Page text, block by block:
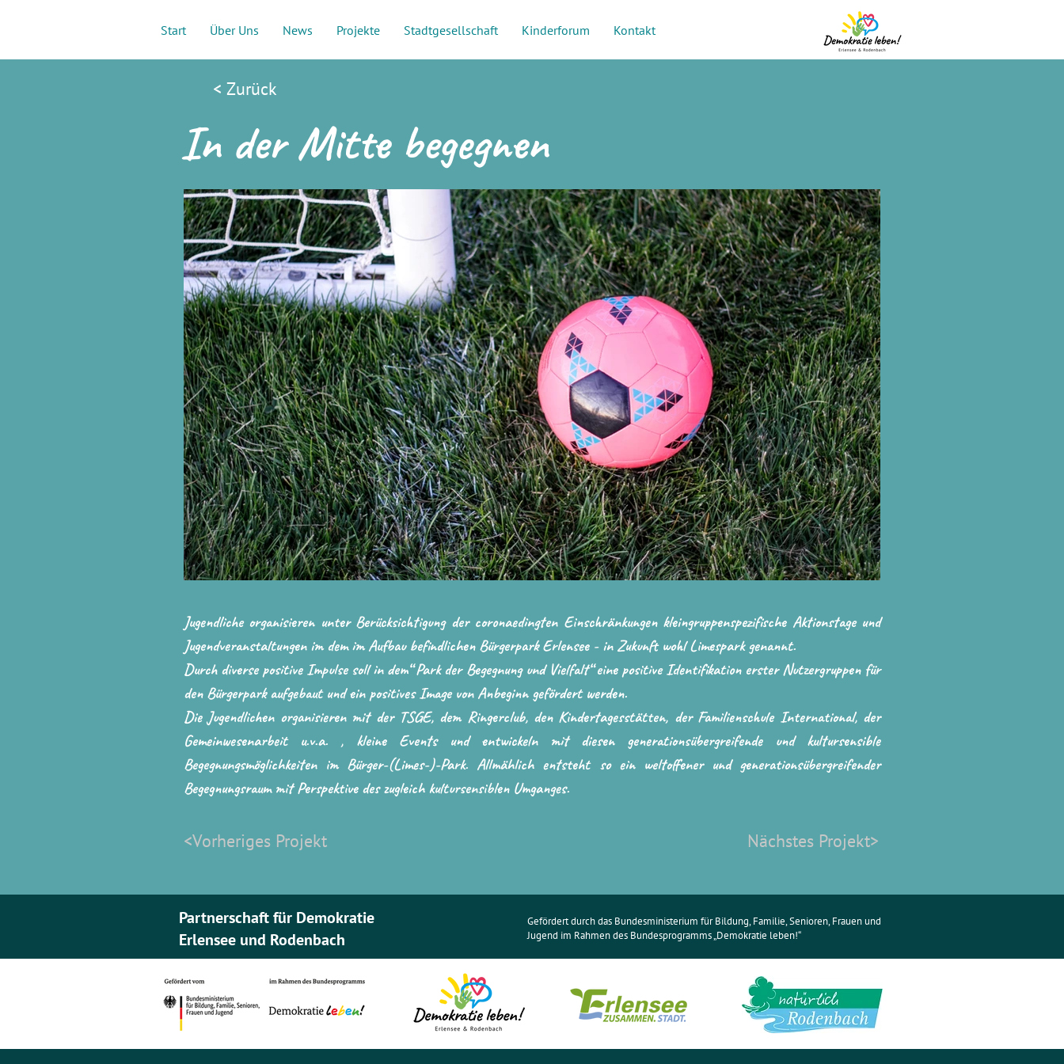
Start Über Uns News Projekte Stadtgesellschaft Kinderforum Kontakt
< Zurück
In der Mitte begegnen
Jugendliche organisieren unter Berücksichtigung der coronaedingten Einschränkungen kleingruppenspezifische Aktionstage und
Jugendveranstaltungen im dem im Aufbau befindlichen Bürgerpark Erlensee - in Zukunft wohl Limespark genannt.
Durch diverse positive Impulse soll in dem“ Park der Begegnung und Vielfalt“ eine positive Identifikation erster Nutzergruppen für
den Bürgerpark aufgebaut und ein positives Image von Anbeginn gefördert werden.
Die Jugendlichen organisieren mit der TSGE, dem Ringerclub, den Kindertagesstätten, der Familienschule International, der
Gemeinwesenarbeit u.v.a. , kleine Events und entwickeln mit diesen generationsübergreifende und kultursensible
Begegnungsmöglichkeiten im Bürger-(Limes-)-Park. Allmählich entsteht so ein weltoffener und generationsübergreifender
Begegnungsraum mit Perspektive des zugleich kultursensiblen Umganges.
<Vorheriges Projekt Nächstes Projekt>
Partnerschaft für Demokratie
Erlensee und Rodenbach
Gefördert durch das Bundesministerium für Bildung, Familie, Senioren, Frauen und
Jugend im Rahmen des Bundesprogramms „Demokratie leben!“